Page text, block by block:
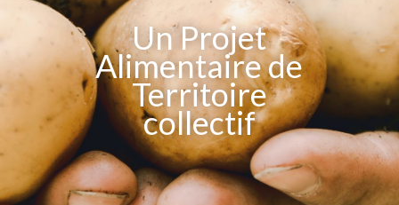
Un Projet
Alimentaire de
Territoire
collectif